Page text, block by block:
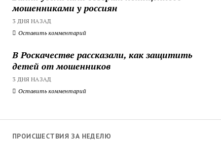
мошенниками у россиян
3 ДНЯ НАЗАД
Оставить комментарий
В Роскачестве рассказали, как защитить
детей от мошенников
3 ДНЯ НАЗАД
Оставить комментарий
ПРОИСШЕСТВИЯ ЗА НЕДЕЛЮ